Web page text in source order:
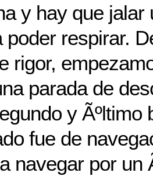
y hay que jalar
poder respirar.
rigor,
parada de
y Ãºltimo
fue de
navegar por un